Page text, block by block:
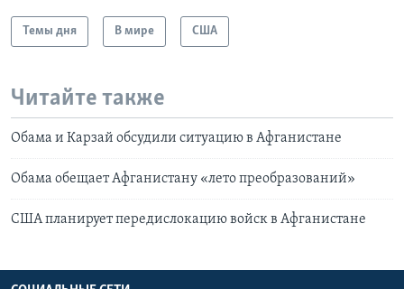
Темы дня В мире США
Читайте также
Обама и Карзай обсудили ситуацию в Афганистане
Обама обещает Афганистану «лето преобразований»
США планирует передислокацию войск в Афганистане